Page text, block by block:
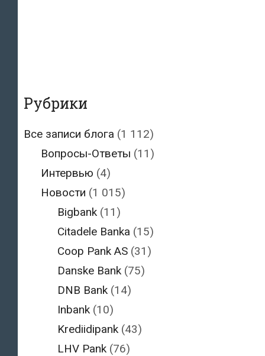
Рубрики
Все записи блога (1 112)
Вопросы-Ответы (11)
Интервью (4)
Новости (1 015)
Bigbank (11)
Citadele Banka (15)
Coop Pank AS (31)
Danske Bank (75)
DNB Bank (14)
Inbank (10)
Krediidipank (43)
LHV Pank (76)